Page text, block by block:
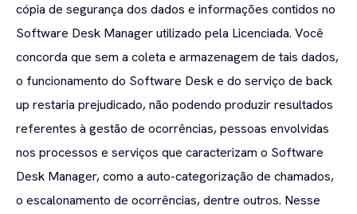
cópia de segurança dos dados e informações contidos no
Software Desk Manager utilizado pela Licenciada. Você
concorda que sem a coleta e armazenagem de tais dados,
o funcionamento do Software Desk e do serviço de back
up restaria prejudicado, não podendo produzir resultados
referentes à gestão de ocorrências, pessoas envolvidas
nos processos e serviços que caracterizam o Software
Desk Manager, como a auto-categorização de chamados,
o escalonamento de ocorrências, dentre outros. Nesse